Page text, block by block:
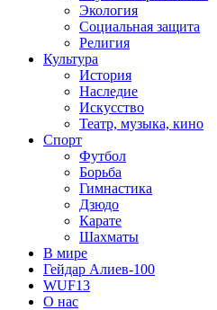
Экология
Социальная защита
Религия
Культура
История
Наследие
Искусство
Театр, музыка, кино
Спорт
Футбол
Борьба
Гимнастика
Дзюдо
Карате
Шахматы
В мире
Гейдар Алиев-100
WUF13
О нас